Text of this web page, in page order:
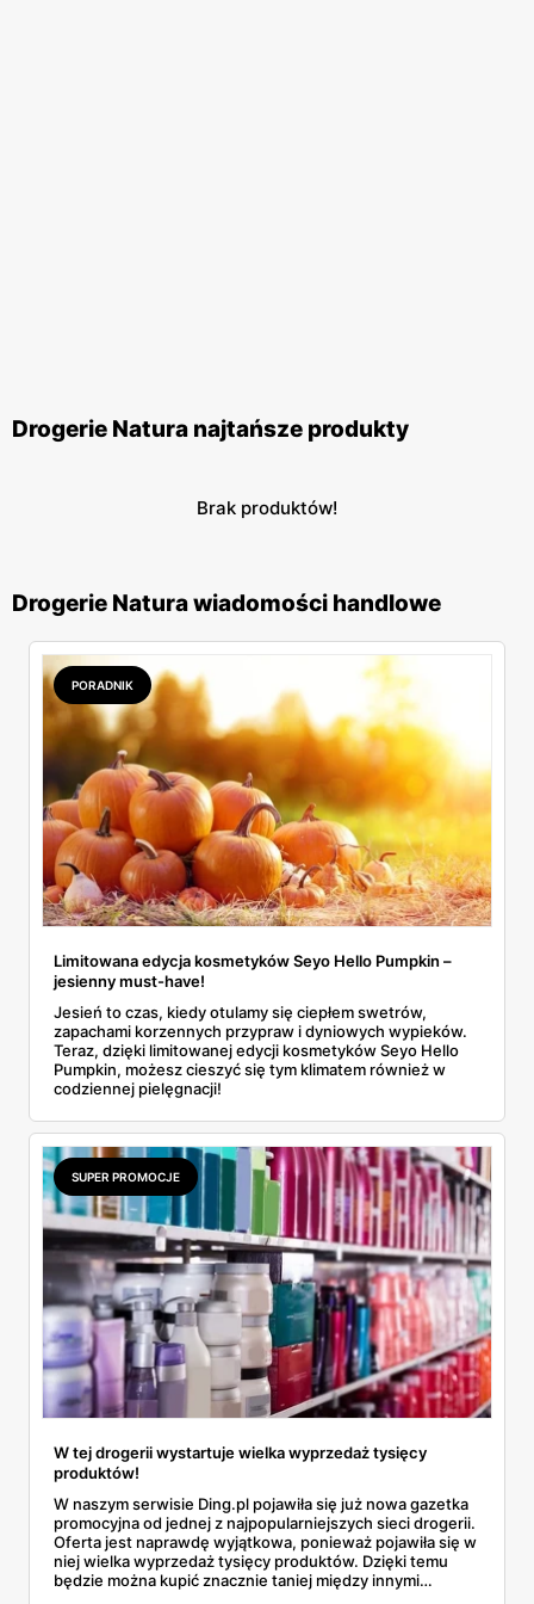
Drogerie Natura najtańsze produkty
Brak produktów!
Drogerie Natura wiadomości handlowe
PORADNIK
Limitowana edycja kosmetyków Seyo Hello Pumpkin –
jesienny must-have!
Jesień to czas, kiedy otulamy się ciepłem swetrów,
zapachami korzennych przypraw i dyniowych wypieków.
Teraz, dzięki limitowanej edycji kosmetyków Seyo Hello
Pumpkin, możesz cieszyć się tym klimatem również w
codziennej pielęgnacji!
SUPER PROMOCJE
W tej drogerii wystartuje wielka wyprzedaż tysięcy
produktów!
W naszym serwisie Ding.pl pojawiła się już nowa gazetka
promocyjna od jednej z najpopularniejszych sieci drogerii.
Oferta jest naprawdę wyjątkowa, ponieważ pojawiła się w
niej wielka wyprzedaż tysięcy produktów. Dzięki temu
będzie można kupić znacznie taniej między innymi